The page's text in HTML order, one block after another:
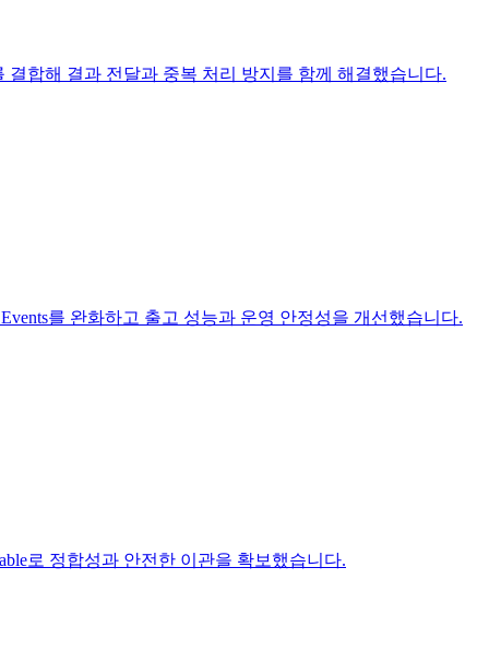
합해 결과 전달과 중복 처리 방지를 함께 해결했습니다.
를 완화하고 출고 성능과 운영 안정성을 개선했습니다.
로 정합성과 안전한 이관을 확보했습니다.